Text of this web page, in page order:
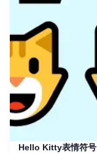
Hello Kitty表情符号